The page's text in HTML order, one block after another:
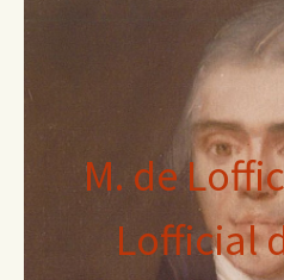
M. de
Lofficial